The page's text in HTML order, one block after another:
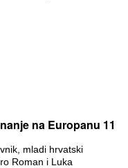
na Europanu 11
mladi hrvatski
Roman i Luka